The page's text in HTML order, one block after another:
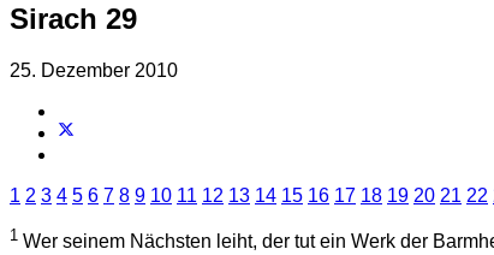
Sirach 29
25. Dezember 2010
1 2 3 4 5 6 7 8 9 10 11 12 13 14 15 16 17 18 19 20 21 22
1 Wer seinem Nächsten leiht, der tut ein Werk der